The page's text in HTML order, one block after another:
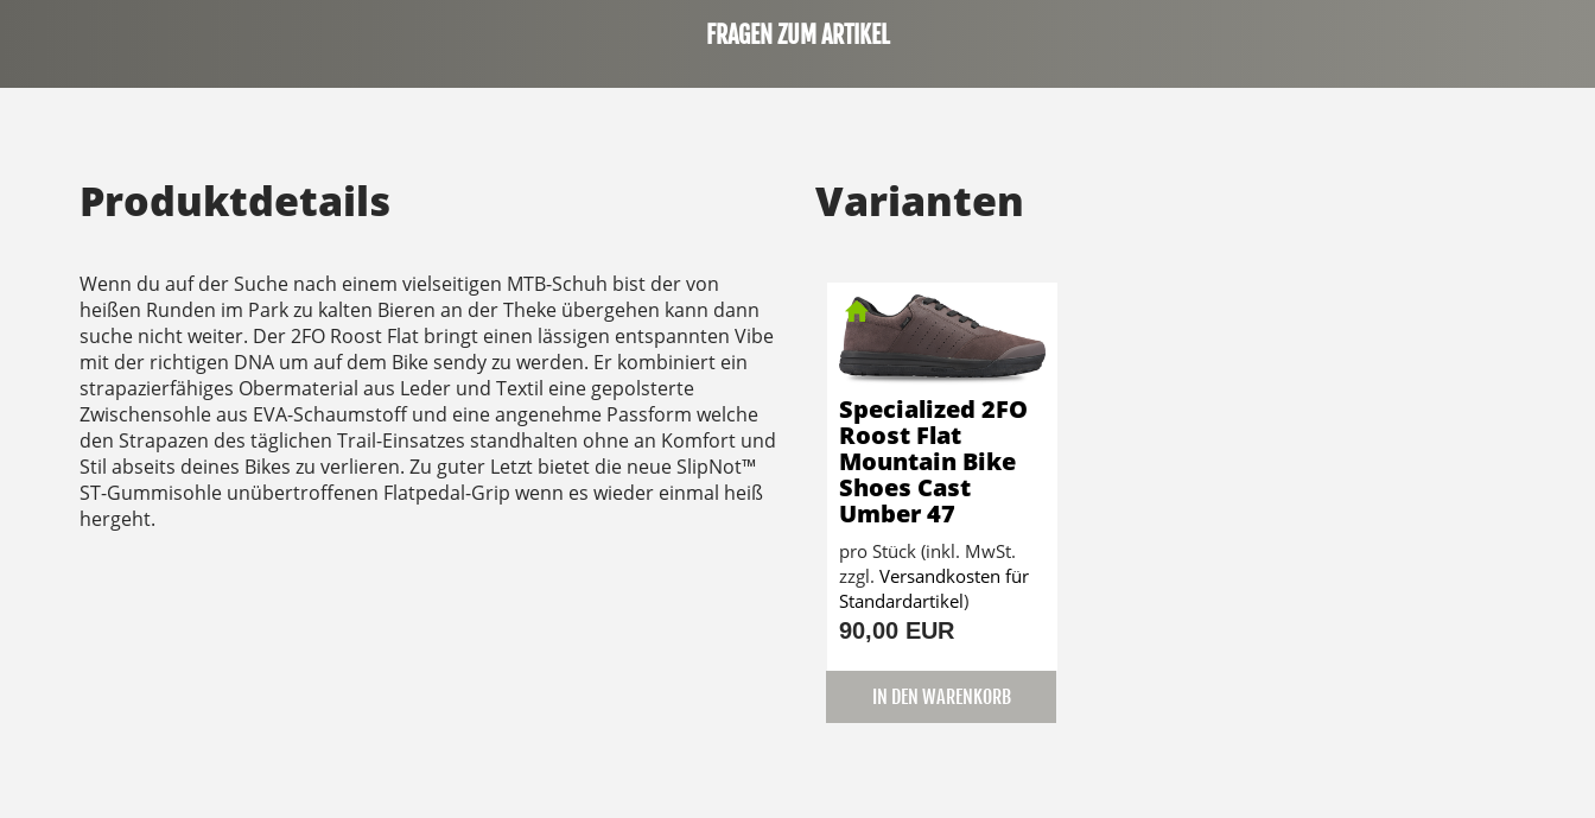
FRAGEN ZUM ARTIKEL
Produktdetails
Wenn du auf der Suche nach einem vielseitigen MTB-Schuh bist der von
heißen Runden im Park zu kalten Bieren an der Theke übergehen kann dann
suche nicht weiter. Der 2FO Roost Flat bringt einen lässigen entspannten Vibe
mit der richtigen DNA um auf dem Bike sendy zu werden. Er kombiniert ein
strapazierfähiges Obermaterial aus Leder und Textil eine gepolsterte
Zwischensohle aus EVA-Schaumstoff und eine angenehme Passform welche
den Strapazen des täglichen Trail-Einsatzes standhalten ohne an Komfort und
Stil abseits deines Bikes zu verlieren. Zu guter Letzt bietet die neue SlipNot™
ST-Gummisohle unübertroffenen Flatpedal-Grip wenn es wieder einmal heiß
hergeht.
Varianten
Specialized 2FO
Roost Flat
Mountain Bike
Shoes Cast
Umber 47
pro Stück (inkl. MwSt.
zzgl. Versandkosten für
Standardartikel)
90,00 EUR
IN DEN WARENKORB